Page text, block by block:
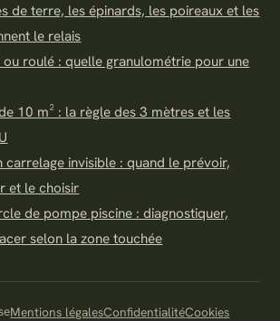
de terre, les épinards, les poireaux et les
le relais
roulé : quelle granulométrie pour une
10 m² : la règle des 3 mètres et les
invisible : quand le prévoir,
et le choisir
de pompe piscine : diagnostiquer,
selon la zone touchée
Mentions légalesConfidentialitéCookies